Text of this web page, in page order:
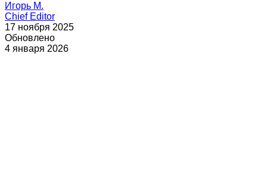
Игорь М.
Chief Editor
17 ноября 2025
Обновлено
4 января 2026